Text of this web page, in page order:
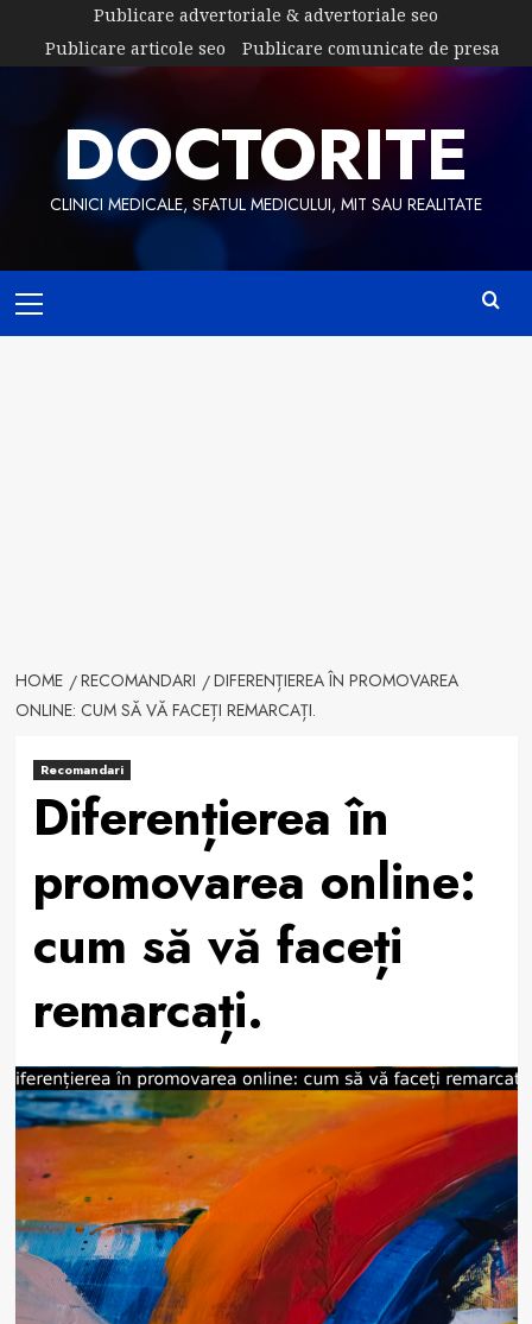
content
Publicare advertoriale & advertoriale seo
Publicare articole seo
Publicare comunicate de presa
DOCTORITE
CLINICI MEDICALE, SFATUL MEDICULUI, MIT SAU REALITATE
Menu
HOME RECOMANDARI
DIFERENȚIEREA ÎN PROMOVAREA
ONLINE: CUM SĂ VĂ FACEȚI REMARCAȚI.
Recomandari
Diferențierea în
promovarea online:
cum să vă faceți
remarcați.